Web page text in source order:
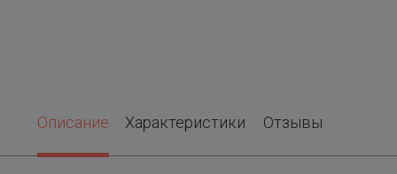
Описание Характеристики Отзывы